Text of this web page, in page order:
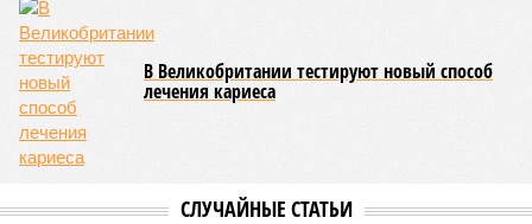
В Великобритании тестируют новый способ
лечения кариеса
СЛУЧАЙНЫЕ СТАТЬИ